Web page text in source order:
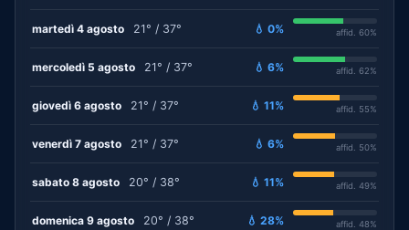
martedì 4 agosto 21° / 37° 💧 0% affid. 60%
mercoledì 5 agosto 21° / 37° 💧 6% affid. 62%
giovedì 6 agosto 21° / 37° 💧 11% affid. 55%
venerdì 7 agosto 21° / 37° 💧 6% affid. 50%
sabato 8 agosto 20° / 38° 💧 11% affid. 49%
domenica 9 agosto 20° / 38° 💧 28% affid. 48%